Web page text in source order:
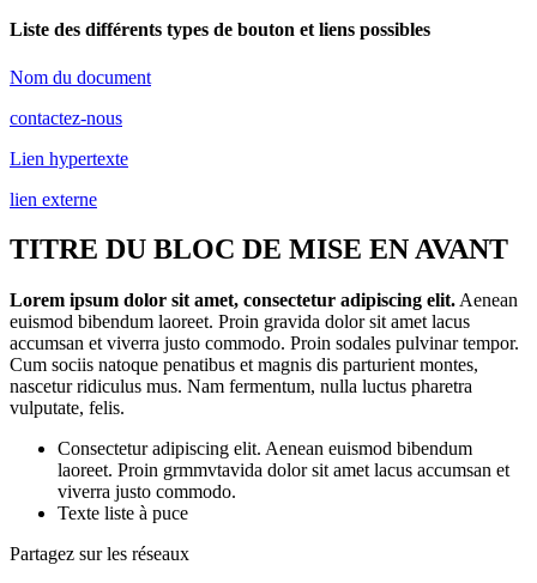
Liste des différents types de bouton et liens possibles
Nom du document
contactez-nous
Lien hypertexte
lien externe
TITRE DU BLOC DE MISE EN AVANT
Lorem ipsum dolor sit amet, consectetur adipiscing elit. Aenean
euismod bibendum laoreet. Proin gravida dolor sit amet lacus
accumsan et viverra justo commodo. Proin sodales pulvinar tempor.
Cum sociis natoque penatibus et magnis dis parturient montes,
nascetur ridiculus mus. Nam fermentum, nulla luctus pharetra
vulputate, felis.
Consectetur adipiscing elit. Aenean euismod bibendum
laoreet. Proin grmmvtavida dolor sit amet lacus accumsan et
viverra justo commodo.
Texte liste à puce
Partagez sur les réseaux